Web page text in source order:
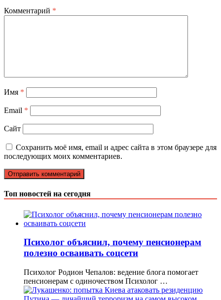
Комментарий *
Имя *
Email *
Сайт
Сохранить моё имя, email и адрес сайта в этом браузере для
последующих моих комментариев.
Топ новостей на сегодня
Психолог объяснил, почему пенсионерам
полезно осваивать соцсети
Психолог Родион Чепалов: ведение блога помогает
пенсионерам с одиночеством Психолог …